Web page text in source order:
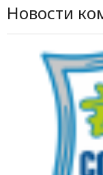
Новости